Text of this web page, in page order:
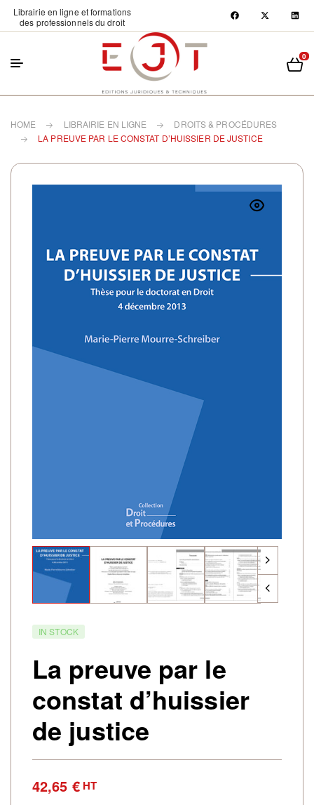
Librairie en ligne et formations
des professionnels du droit
0
HOME LIBRAIRIE EN LIGNE
DROITS & PROCÉDURES
LA PREUVE PAR LE CONSTAT D’HUISSIER DE JUSTICE
IN STOCK
La preuve par le
constat d’huissier
de justice
42,65 €HT